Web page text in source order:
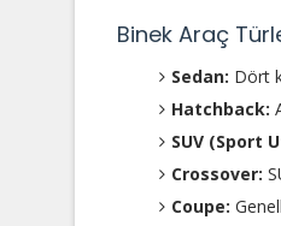
Binek Araç
Sedan: Dört
Hatchback:
SUV (Sport
Crossover:
Coupe: